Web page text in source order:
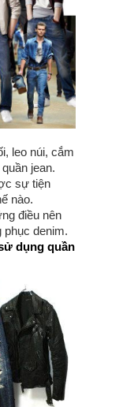
leo núi, cắm
jean.
sự tiện
nào.
điều nên
phục denim.
dụng quần